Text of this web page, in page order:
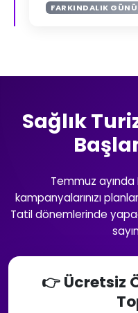
FARKINDALIK GÜNÜ
Sağlık
Temmuz
kampanyalarınızı
Tatil dönemlerinde
👉 Ücretsiz